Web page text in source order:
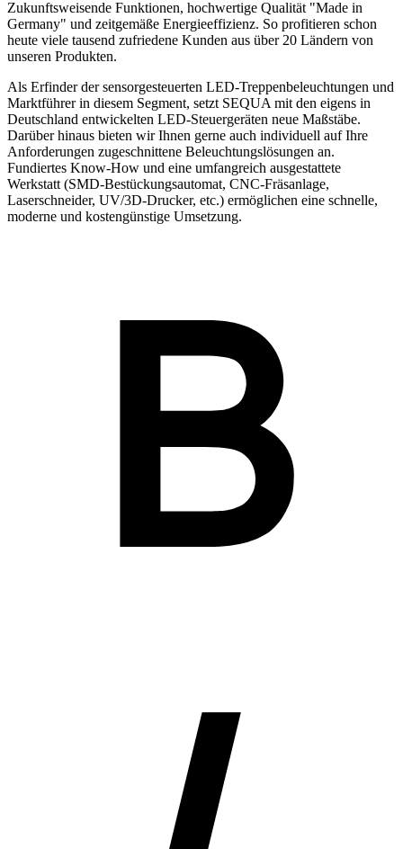
Zukunftsweisende Funktionen, hochwertige Qualität "Made in
Germany" und zeitgemäße Energieeffizienz. So profitieren schon
heute viele tausend zufriedene Kunden aus über 20 Ländern von
unseren Produkten.
Als Erfinder der sensorgesteuerten LED-Treppenbeleuchtungen und
Marktführer in diesem Segment, setzt SEQUA mit den eigens in
Deutschland entwickelten LED-Steuergeräten neue Maßstäbe.
Darüber hinaus bieten wir Ihnen gerne auch individuell auf Ihre
Anforderungen zugeschnittene Beleuchtungslösungen an.
Fundiertes Know-How und eine umfangreich ausgestattete
Werkstatt (SMD-Bestückungsautomat, CNC-Fräsanlage,
Laserschneider, UV/3D-Drucker, etc.) ermöglichen eine schnelle,
moderne und kostengünstige Umsetzung.